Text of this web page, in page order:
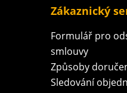
Zákaznický
Formulář pro
smlouvy
Způsoby
Sledování